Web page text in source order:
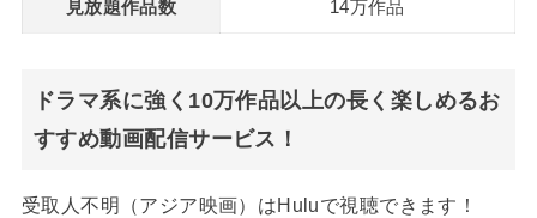
見放題作品数 14万作品
ドラマ系に強く10万作品以上の長く楽しめるお
すすめ動画配信サービス！
受取人不明（アジア映画）はHuluで視聴できます！